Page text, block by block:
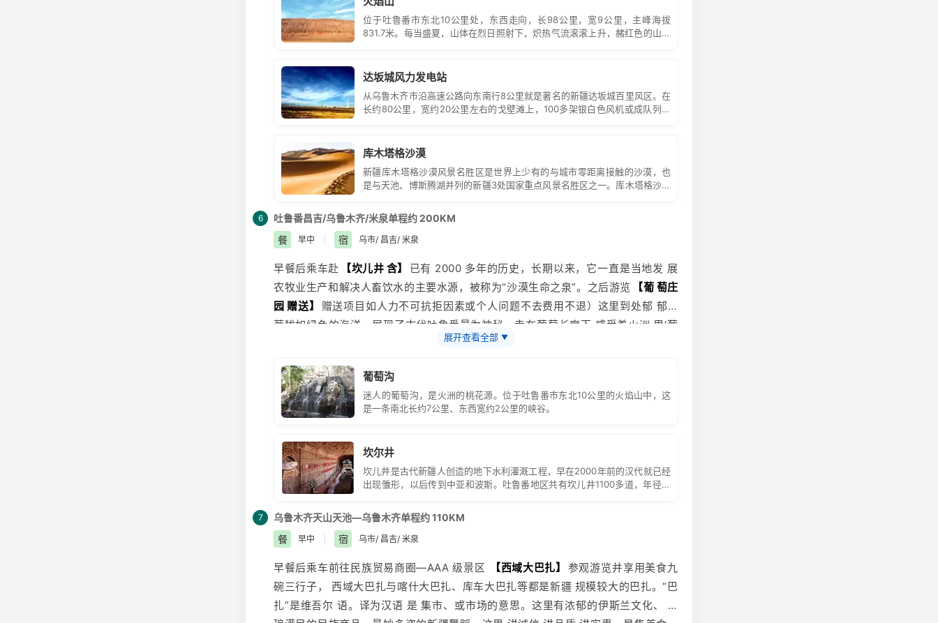
【库木塔格沙漠公园 含】
车等自费娱乐项目。 温馨提示：1、吐鲁番紫外线强温度高，请自备防晒霜、遮阳
伞；参观文物景点时禁止攀 爬古迹；在
位于吐鲁番市东北10公里处，东西走向，长98公里，宽9公里，主峰海拔
831.7米。每当盛夏，山体在烈日照射下，炽热气流滚滚上升，赭红色的山体
达坂城风力发电站
从乌鲁木齐市沿高速公路向东南行8公里就是著名的新疆达坂城百里风区。在
长约80公里，宽约20公里左右的戈壁滩上，100多架银白色风机或成队列，
库木塔格沙漠
新疆库木塔格沙漠风景名胜区是世界上少有的与城市零距离接触的沙漠，也
是与天池、博斯腾湖并列的新疆3处国家重点风景名胜区之一。库木塔格沙漠
6 吐鲁番昌吉/乌鲁木齐/米泉单程约 200KM
餐
早中 宿 乌市/ 昌吉/ 米泉
早餐后乘车赴 【坎儿井 含】
已有 2000 多年的历史，长期以来，它一直是当地发 展
农牧业生产和解决人畜饮水的主要水源，被称为“沙漠生命之泉”。之后游览
【葡 萄庄
园 赠送】
赠送项目如人力不可抗拒因素或个人问题不去费用不退）这里到处郁 郁葱
葱犹如绿色的海洋，展现了古代吐鲁番 最为神秘，走在葡萄长廊下,感受着火洲 里‘葡
萄园’的风景幽寂,感受葡萄架下的惬意生活，然后走进
送项目，如人力不可抗拒因素或个人问题不去费用不退），了解最真实的维吾 尔族文
化，品尝新疆瓜果、学习迷人的西域风情舞蹈，可与歌舞演员拍照留念。感受 葡萄架
下的惬意生活。晚入住酒店。 温馨提示：1、吐鲁番紫外线强温度高，请自备防晒
霜、遮阳伞；参观文物景点时禁止攀 爬古迹；在坎儿井禁止嬉水、洗手等不良行为；
展开查看全部 ▼
葡萄沟
迷人的葡萄沟，是火洲的桃花源。位于吐鲁番市东北10公里的火焰山中，这
是一条南北长约7公里、东西宽约2公里的峡谷。
坎尔井
坎儿井是古代新疆人创造的地下水利灌溉工程，早在2000年前的汉代就已经
出现雏形，以后传到中亚和波斯。吐鲁番地区共有坎儿井1100多道，年径流
7 乌鲁木齐天山天池—乌鲁木齐单程约 110KM
餐
早中 宿 乌市/ 昌吉/ 米泉
早餐后乘车前往民族贸易商圈—AAA 级景区 【西域大巴扎】
参观游览并享用美食九
碗三行子， 西域大巴扎与喀什大巴扎、库车大巴扎等都是新疆 规模较大的巴扎。“巴
扎”是维吾尔 语。译为汉语 是 集市、或市场的意思。这里有浓郁的伊斯兰文化、 琳